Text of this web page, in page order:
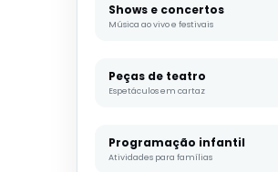
Shows e concertos
Música ao vivo e festivais
Peças de teatro
Espetáculos em cartaz
Programação infantil
Atividades para famílias